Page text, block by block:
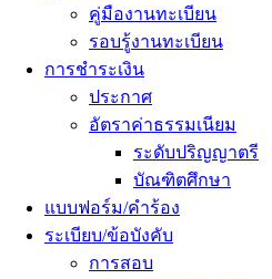
คู่มืองานทะเบียน
รอบรู้งานทะเบียน
การชำระเงิน
ประกาศ
อัตราค่าธรรมเนียม
ระดับปริญญาตรี
บัณฑิตศึกษา
แบบฟอร์ม/คำร้อง
ระเบียบ/ข้อบังคับ
การสอบ